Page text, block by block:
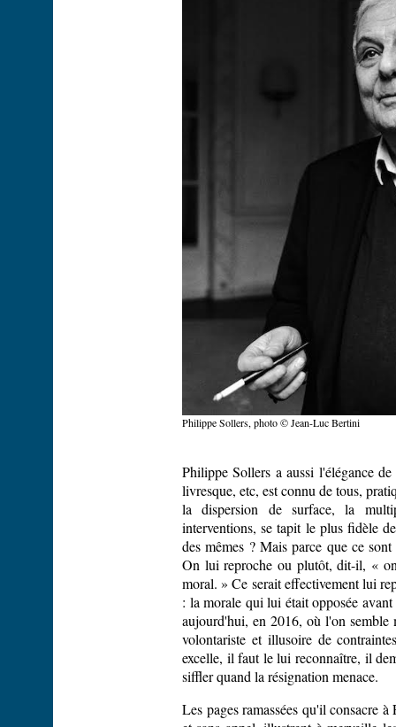
Philippe Sollers, photo © Jean-Luc Bertini
Philippe Sollers a aussi l'élégance
livresque, etc, est connu de tous,
la dispersion de surface, la
interventions, se tapit le plus fidèle
des mêmes ? Mais parce que ce
On lui reproche ou plutôt, dit-il, «
moral. » Ce serait effectivement lui
: la morale qui lui était opposée
aujourd'hui, en 2016, où l'on semble
volontariste et illusoire de
excelle, il faut le lui reconnaître, il
siffler quand la résignation menace.
Les pages ramassées qu'il consacre